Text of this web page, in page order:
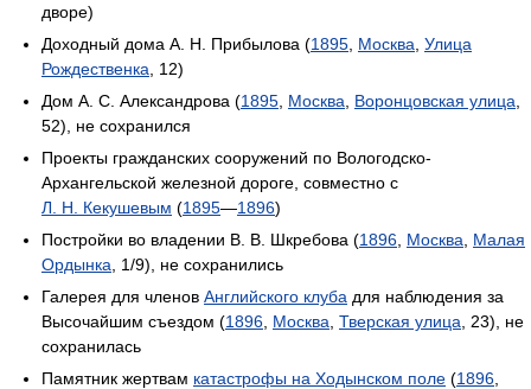
дворе)
Доходный дома А. Н. Прибылова (1895 Москва Улица
Рождественка , 12)
Дом А. С. Александрова (1895 Москва Воронцовская улица
52), не сохранился
Проекты гражданских сооружений по Вологодско-
Архангельской железной дороге, совместно с
Л. Н. Кекушевым (1895—1896)
Постройки во владении В. В. Шкребова (1896 Москва
Малая
Ордынка , 1/9), не сохранились
Галерея для членов Английского клуба для наблюдения за
Высочайшим съездом (1896 Москва Тверская улица , 23), не
сохранилась
Памятник жертвам катастрофы на Ходынском поле (1896